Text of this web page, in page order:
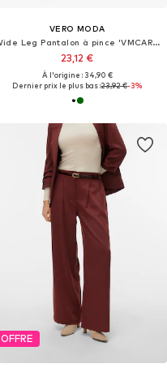
VERO MODA
Wide Leg Pantalon à pince 'VMCARLA'
23,12 €
À l'origine : 34,90 €
Dernier prix le plus bas :23,92 €-3%
OFFRE